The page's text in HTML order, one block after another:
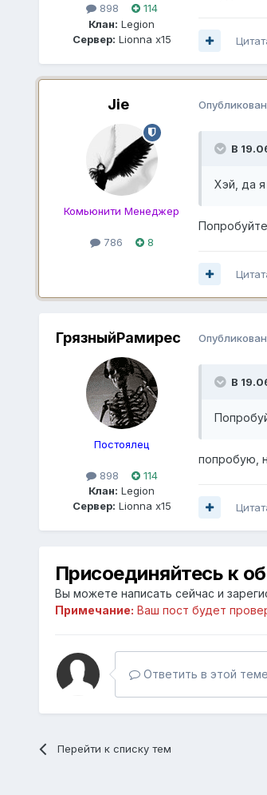
898
114
Клан: Legion
Сервер: Lionna x15
Jie
Комьюнити Менеджер
786 8
В
Хэй, да
ГрязныйРамирес
Постоялец
898
114
Клан: Legion
Сервер: Lionna x15
В
попробую,
Присоединяйтесь к
Вы можете написать сейчас и
Примечание: Ваш пост будет
Ответить в этой
Перейти к списку тем